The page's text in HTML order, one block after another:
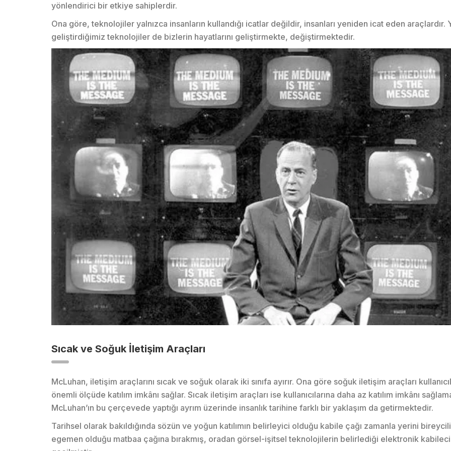
yönlendirici bir etkiye sahiplerdir.
Ona göre, teknolojiler yalnızca insanların kullandığı icatlar değildir, insanları yeniden icat eden araçlardır.
geliştirdiğimiz teknolojiler de bizlerin hayatlarını geliştirmekte, değiştirmektedir.
Sıcak ve Soğuk İletişim Araçları
McLuhan, iletişim araçlarını sıcak ve soğuk olarak iki sınıfa ayırır. Ona göre soğuk iletişim araçları
önemli ölçüde katılım imkânı sağlar. Sıcak iletişim araçları ise kullanıcılarına daha az katılım imkânı
McLuhan’ın bu çerçevede yaptığı ayrım üzerinde insanlık tarihine farklı bir yaklaşım da getirmektedir.
Tarihsel olarak bakıldığında sözün ve yoğun katılımın belirleyici olduğu kabile çağı zamanla yerini
egemen olduğu matbaa çağına bırakmış, oradan görsel-işitsel teknolojilerin belirlediği elektronik